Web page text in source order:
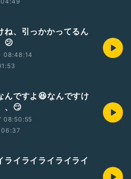
ね、引っかかってるん
😕
08:48:14
んですよ😆なんですけ
、😏
08:50:55
06:37
ライライライライライ